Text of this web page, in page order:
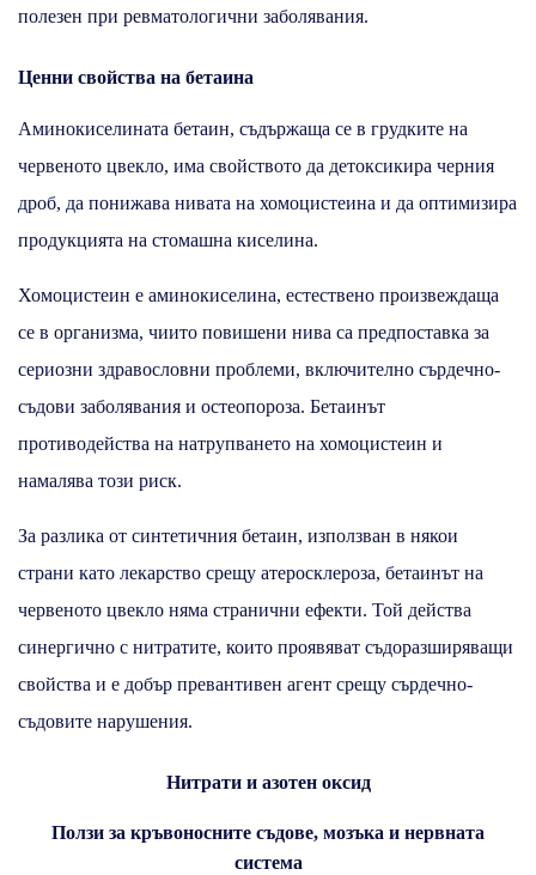
полезен при ревматологични заболявания.
Ценни свойства на бетаина
Аминокиселината бетаин, съдържаща се в грудките на
червеното цвекло, има свойството да детоксикира черния
дроб, да понижава нивата на хомоцистеина и да оптимизира
продукцията на стомашна киселина.
Хомоцистеин е аминокиселина, естествено произвеждаща
се в организма, чиито повишени нива са предпоставка за
сериозни здравословни проблеми, включително сърдечно-
съдови заболявания и остеопороза. Бетаинът
противодейства на натрупването на хомоцистеин и
намалява този риск.
За разлика от синтетичния бетаин, използван в някои
страни като лекарство срещу атеросклероза, бетаинът на
червеното цвекло няма странични ефекти. Той действа
синергично с нитратите, които проявяват съдоразширяващи
свойства и е добър превантивен агент срещу сърдечно-
съдовите нарушения.
Нитрати и азотен оксид
Ползи за кръвоносните съдове, мозъка и нервната
система